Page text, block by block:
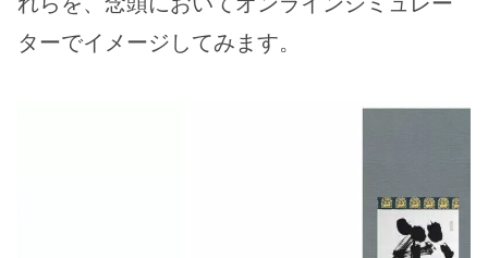
ターでイメージしてみます。